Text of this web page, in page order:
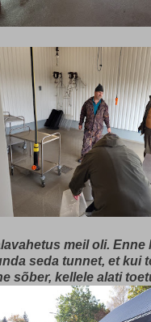
meil oli. Enne
seda tunnet, et kui
sõber, kellele alati